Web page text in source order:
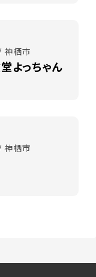
神栖市
よっちゃん
神栖市